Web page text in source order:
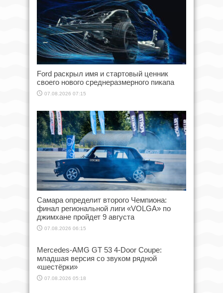
Ford раскрыл имя и стартовый ценник
своего нового среднеразмерного пикапа
07.08.2026 07:15
Самара определит второго Чемпиона:
финал региональной лиги «VOLGA» по
джимхане пройдет 9 августа
07.08.2026 06:15
Mercedes-AMG GT 53 4-Door Coupe:
младшая версия со звуком рядной
«шестёрки»
07.08.2026 05:18